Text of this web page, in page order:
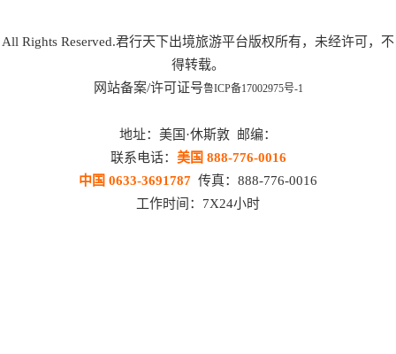
All Rights Reserved.君行天下出境旅游平台版权所有，未经许可，不
得转载。
网站备案/许可证号鲁ICP备17002975号-1
地址：美国·休斯敦 邮编：
联系电话： 美国 888-776-0016
中国 0633-3691787 传真：888-776-0016
工作时间：7X24小时